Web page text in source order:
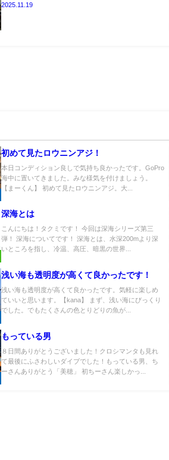
2025.11.19
初めて見たロウニンアジ！
本日コンディション良しで気持ち良かったです。GoPro
海中に置いてきました。みな様気を付けましょう。
【まーくん】 初めて見たロウニンアジ。大...
深海とは
こんにちは！タクミです！ 今回は深海シリーズ第三
弾！ 深海についてです！ 深海とは、水深200mより深
いところを指し、冷温、高圧、暗黒の世界...
浅い海も透明度が高くて良かったです！
浅い海も透明度が高くて良かったです。気軽に楽しめ
ていいと思います。【kana】 まず、浅い海にびっくり
でした。でもたくさんの色とりどりの魚が...
もっている男
８日間ありがとうございました！クロシマンタも見れ
て最後にふさわしいダイブでした！もっている男、ち
ーさんありがとう「美穂」 初ちーさん楽しかっ...